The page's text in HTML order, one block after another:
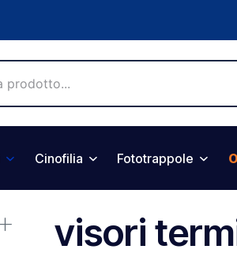
Cinofilia Fototrappole
visori